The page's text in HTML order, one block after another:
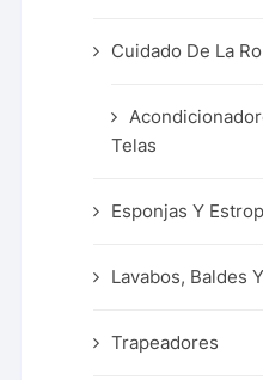
Cuidado De La
Telas
Esponjas Y
Lavabos, Baldes
Trapeadores